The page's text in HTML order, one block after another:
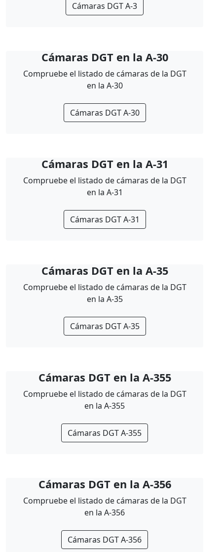
Cámaras DGT A-3
Cámaras DGT en la A-30
Compruebe el listado de cámaras de la DGT
en la A-30
Cámaras DGT A-30
Cámaras DGT en la A-31
Compruebe el listado de cámaras de la DGT
en la A-31
Cámaras DGT A-31
Cámaras DGT en la A-35
Compruebe el listado de cámaras de la DGT
en la A-35
Cámaras DGT A-35
Cámaras DGT en la A-355
Compruebe el listado de cámaras de la DGT
en la A-355
Cámaras DGT A-355
Cámaras DGT en la A-356
Compruebe el listado de cámaras de la DGT
en la A-356
Cámaras DGT A-356